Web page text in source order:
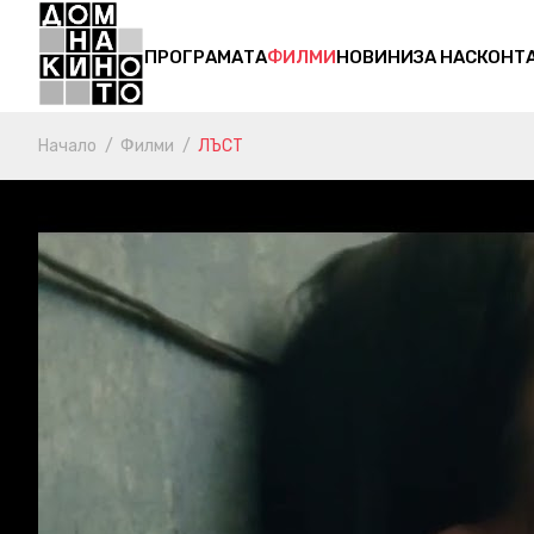
ПРОГРАМАТАФИЛМИНОВИНИЗА НАС
Начало Филми ЛЪСТ